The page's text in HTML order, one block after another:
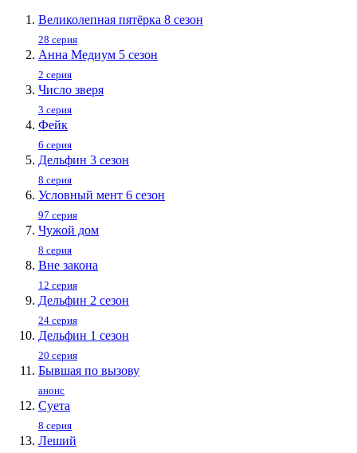
Великолепная пятёрка 8 сезон
28 серия
Анна Медиум 5 сезон
2 серия
Число зверя
3 серия
Фейк
6 серия
Дельфин 3 сезон
8 серия
Условный мент 6 сезон
97 серия
Чужой дом
8 серия
Вне закона
12 серия
Дельфин 2 сезон
24 серия
Дельфин 1 сезон
20 серия
Бывшая по вызову
анонс
Суета
8 серия
Леший